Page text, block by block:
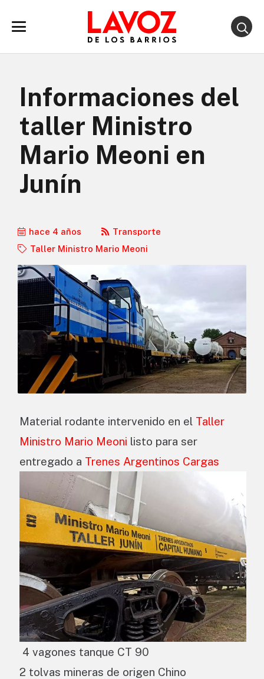
Informaciones del
taller Ministro
Mario Meoni en
Junín
hace 4 años
Transporte
Taller Ministro Mario Meoni
Material rodante intervenido en el Taller
Ministro Mario Meoni listo para ser
entregado a Trenes Argentinos Cargas
4 vagones tanque CT 90
2 tolvas mineras de origen Chino